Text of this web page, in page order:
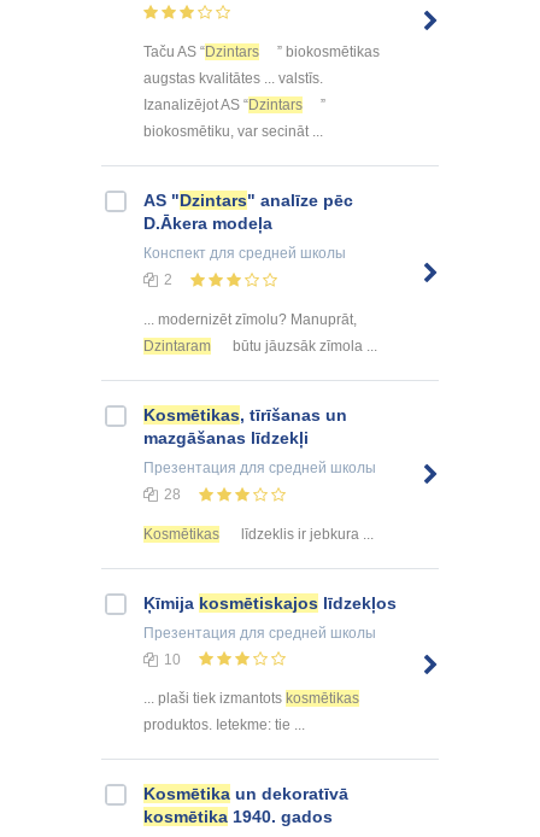
Taču AS “Dzintars
” biokosmētikas
augstas kvalitātes ... valstīs.
Izanalizējot AS “Dzintars
”
biokosmētiku, var secināt ...
AS "Dzintars" analīze pēc
D.Ākera modeļa
Конспект для средней школы
2
... modernizēt zīmolu? Manuprāt,
Dzintaram
būtu jāuzsāk zīmola ...
Kosmētikas, tīrīšanas un
mazgāšanas līdzekļi
Презентация для средней школы
28
Kosmētikas līdzeklis ir jebkura ...
Ķīmija kosmētiskajos līdzekļos
Презентация для средней школы
10
... plaši tiek izmantots kosmētikas
produktos. Ietekme: tie ...
Kosmētika un dekoratīvā
kosmētika 1940. gados